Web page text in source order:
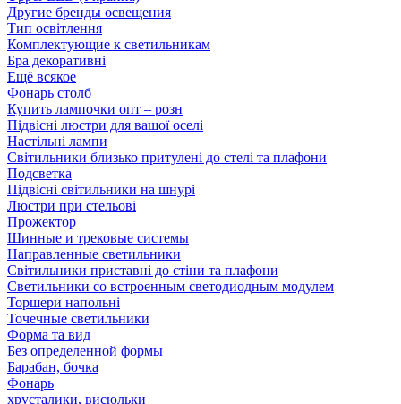
Другие бренды освещения
Тип освітлення
Комплектующие к светильникам
Бра декоративні
Ещё всякое
Фонарь столб
Купить лампочки опт – розн
Підвісні люстри для вашої оселі
Настільні лампи
Світильники близько притулені до стелі та плафони
Подсветка
Підвісні світильники на шнурі
Люстри при стельові
Прожектор
Шинные и трековые системы
Направленные светильники
Світильники приставні до стіни та плафони
Светильники со встроенным светодиодным модулем
Торшери напольні
Точечные светильники
Форма та вид
Без определенной формы
Барабан, бочка
Фонарь
хрусталики, висюльки